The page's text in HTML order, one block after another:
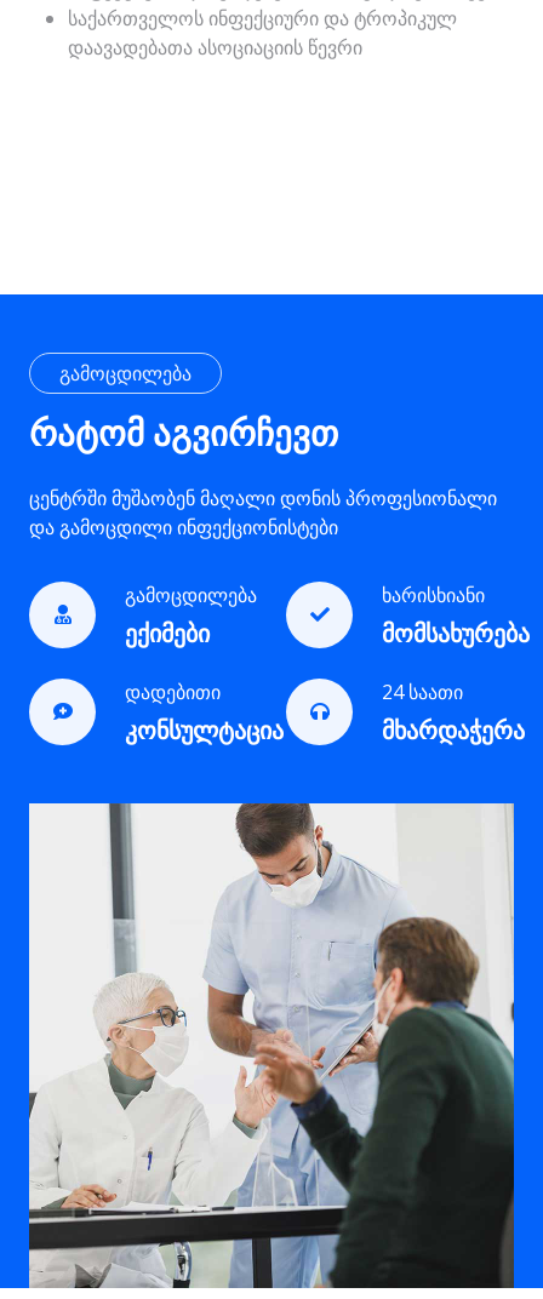
საქართველოს ინფექციური და ტროპიკულ
დაავადებათა ასოციაციის წევრი
გამოცდილება
რატომ აგვირჩევთ
ცენტრში მუშაობენ მაღალი დონის პროფესიონალი
და გამოცდილი ინფექციონისტები
გამოცდილება
ექიმები
ხარისხიანი
მომსახურება
დადებითი
კონსულტაცია
24 საათი
მხარდაჭერა